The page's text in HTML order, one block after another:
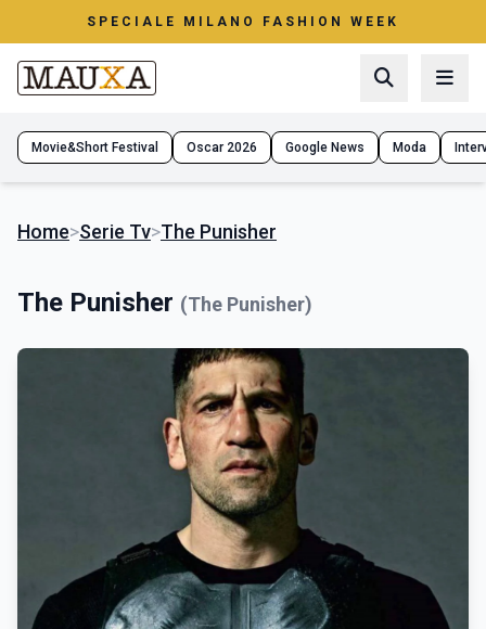
SPECIALE MILANO FASHION WEEK
Movie&Short Festival Oscar 2026 Google News Moda
Home>Serie Tv>The Punisher
The Punisher (The Punisher)